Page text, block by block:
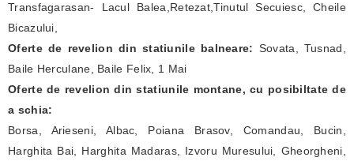
Transfagarasan- Lacul Balea,Retezat,Tinutul Secuiesc, Cheile
Bicazului,
Oferte de revelion din statiunile balneare: Sovata, Tusnad,
Baile Herculane, Baile Felix, 1 Mai
Oferte de revelion din statiunile montane, cu posibiltate de
a schia:
Borsa, Arieseni, Albac, Poiana Brasov, Comandau, Bucin,
Harghita Bai, Harghita Madaras, Izvoru Muresului, Gheorgheni,